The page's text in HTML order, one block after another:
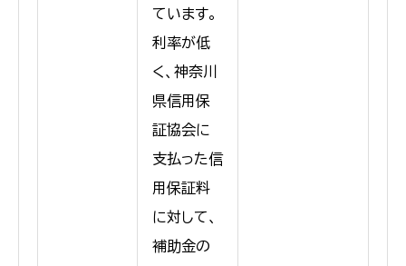
ています。
利率が低
く、神奈川
県信用保
証協会に
支払った信
用保証料
に対して、
補助金の